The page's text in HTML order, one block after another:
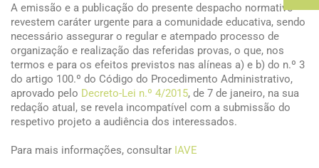
A emissão e a publicação do presente despacho normativo
revestem caráter urgente para a comunidade educativa, sendo
necessário assegurar o regular e atempado processo de
organização e realização das referidas provas, o que, nos
termos e para os efeitos previstos nas alíneas a) e b) do n.º 3
do artigo 100.º do Código do Procedimento Administrativo,
aprovado pelo Decreto-Lei n.º 4/2015, de 7 de janeiro, na sua
redação atual, se revela incompatível com a submissão do
respetivo projeto a audiência dos interessados.
Para mais informações, consultar IAVE